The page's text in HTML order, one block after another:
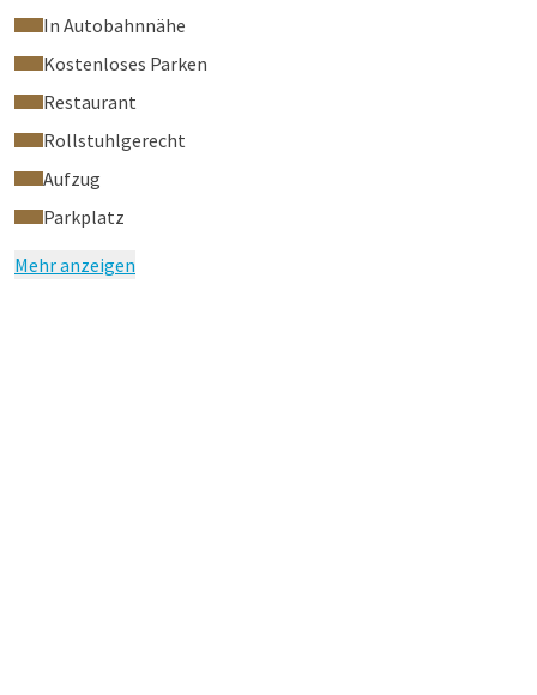
In Autobahnnähe
Kostenloses Parken
Restaurant
Rollstuhlgerecht
Aufzug
Parkplatz
Mehr anzeigen